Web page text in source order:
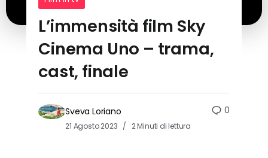
L’immensità film Sky
Cinema Uno – trama,
cast, finale
Sveva Loriano
21 Agosto 2023 2 Minuti di lettura
0